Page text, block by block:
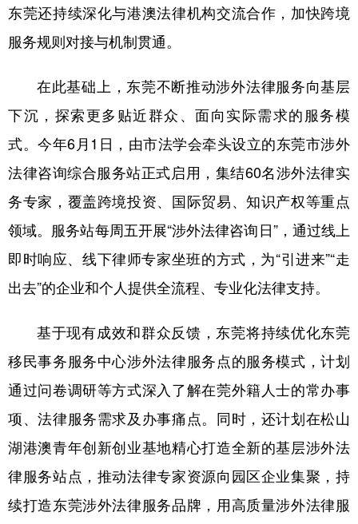
东莞还持续深化与港澳法律机构交流合作，加快跨境
服务规则对接与机制贯通。
在此基础上，东莞不断推动涉外法律服务向基层
下沉，探索更多贴近群众、面向实际需求的服务模
式。今年6月1日，由市法学会牵头设立的东莞市涉外
法律咨询综合服务站正式启用，集结60名涉外法律实
务专家，覆盖跨境投资、国际贸易、知识产权等重点
领域。服务站每周五开展“涉外法律咨询日”，通过线上
即时响应、线下律师专家坐班的方式，为“引进来”“走
出去”的企业和个人提供全流程、专业化法律支持。
基于现有成效和群众反馈，东莞将持续优化东莞
移民事务服务中心涉外法律服务点的服务模式，计划
通过问卷调研等方式深入了解在莞外籍人士的常办事
项、法律服务需求及办事痛点。同时，还计划在松山
湖港澳青年创新创业基地精心打造全新的基层涉外法
律服务站点，推动法律专家资源向园区企业集聚，持
续打造东莞涉外法律服务品牌，用高质量涉外法律服